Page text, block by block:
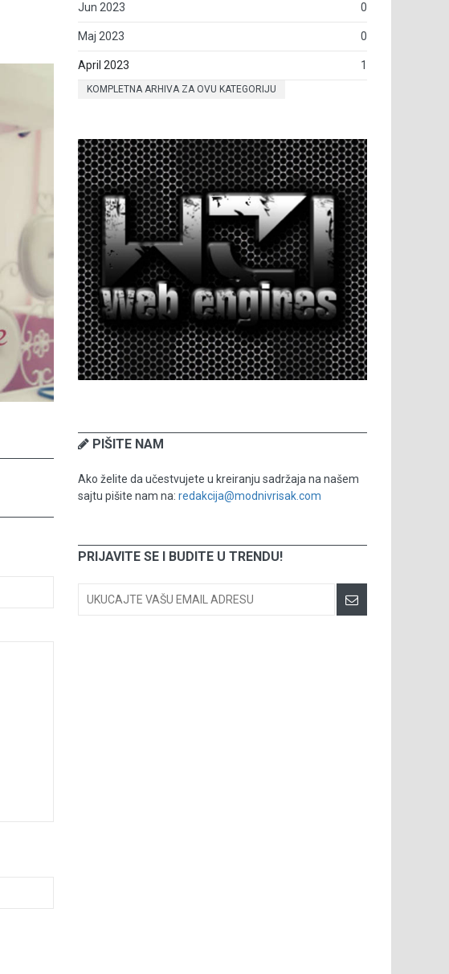
Jun 2023 0
Maj 2023 0
April 2023 1
KOMPLETNA ARHIVA ZA OVU KATEGORIJU
PIŠITE NAM
Ako želite da učestvujete u kreiranju sadržaja na našem
sajtu pišite nam na: redakcija@modnivrisak.com
PRIJAVITE SE I BUDITE U TRENDU!